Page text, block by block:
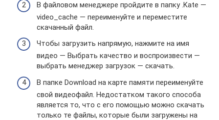
В файловом менеджере пройдите в папку .Kate —
video_cache — переименуйте и переместите
скачанный файл.
Чтобы загрузить напрямую, нажмите на имя
видео — Выбрать качество и воспроизвести —
выбрать менеджер загрузок — скачать.
В папке Download на карте памяти переименуйте
свой видеофайл. Недостатком такого способа
является то, что с его помощью можно скачать
только те файлы, которые были загружены на